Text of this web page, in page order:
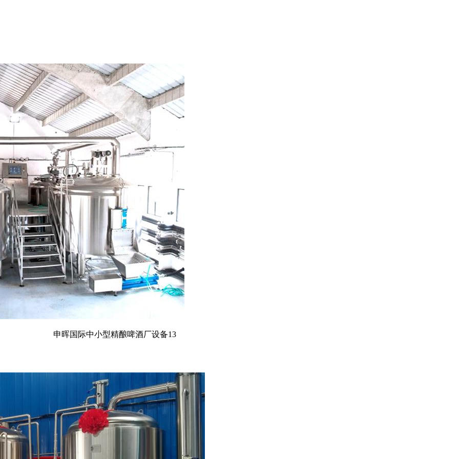
申晖国际中小型精酿啤酒厂设备13